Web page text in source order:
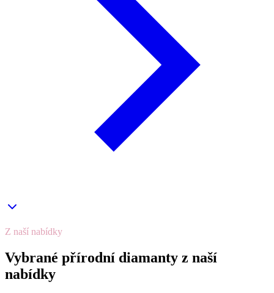
Z naší nabídky
Vybrané přírodní diamanty z naší
nabídky